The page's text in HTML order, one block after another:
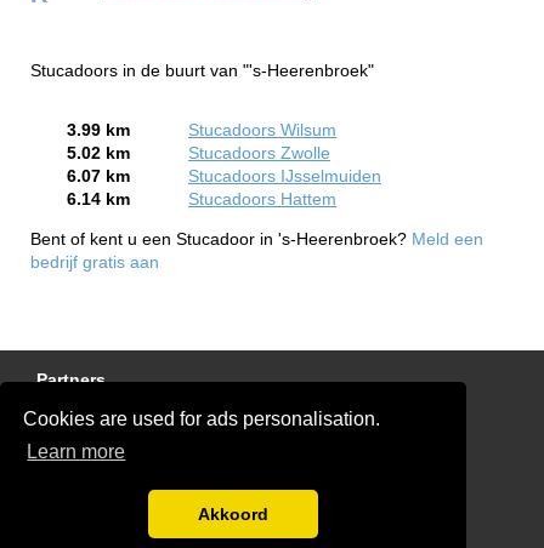
Cookies are used for ads personalisation.
Learn more
Akkoord
Stucadoors in de buurt van "'s-Heerenbroek"
3.99 km
Stucadoors Wilsum
5.02 km
Stucadoors Zwolle
6.07 km
Stucadoors IJsselmuiden
6.14 km
Stucadoors Hattem
Bent of kent u een Stucadoor in 's-Heerenbroek? Meld een
bedrijf gratis aan
Partners
Gratis Stucadoor Offertes
Disclaimer